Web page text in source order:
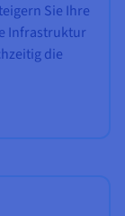
Sie Ihre
Infrastruktur
die